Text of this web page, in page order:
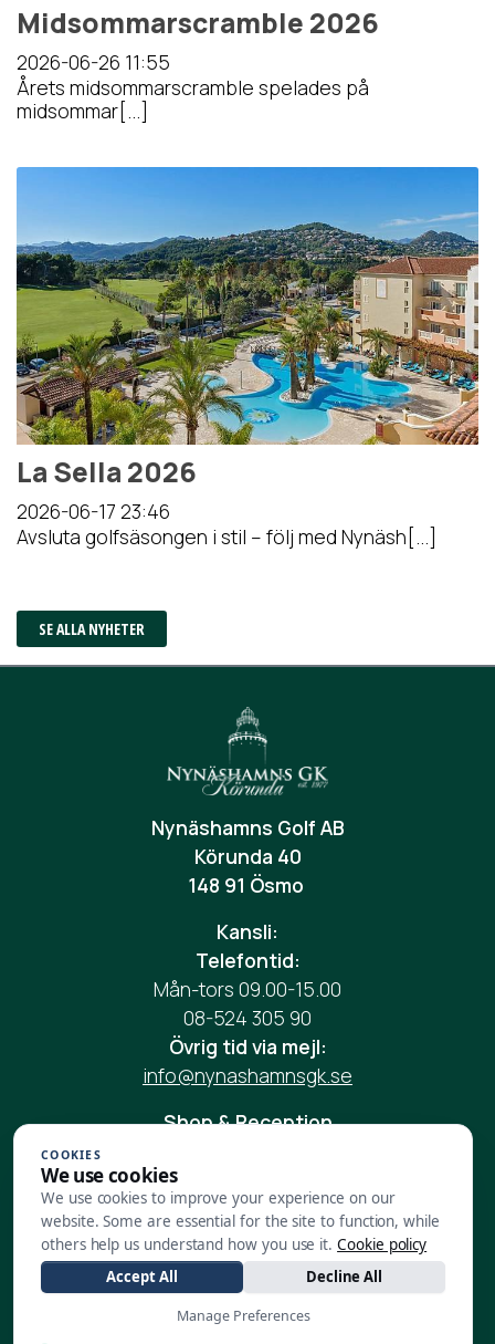
Midsommarscramble 2026
2026-06-26 11:55
Årets midsommarscramble spelades på
midsommar[...]
La Sella 2026
2026-06-17 23:46
Avsluta golfsäsongen i stil – följ med Nynäsh[...]
SE ALLA NYHETER
Nynäshamns Golf AB
Körunda 40
148 91 Ösmo
Kansli:
Telefontid:
Mån-tors 09.00-15.00
08-524 305 90
Övrig tid via mejl:
info@nynashamnsgk.se
Shop & Reception
Helg: 08.00-17.00
Telefon:08-524 305 90
Mail: reception@nynashamnsgk.se
Restaurang:
Vardag:08.00-17.00
COOKIES
We use cookies
We use cookies to improve your experience on our
website. Some are essential for the site to function, while
others help us understand how you use it. Cookie policy
Accept All
Decline All
Manage Preferences